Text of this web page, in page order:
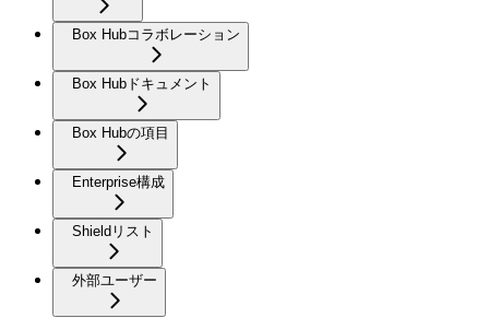
Box Hubコラボレーション
Box Hubドキュメント
Box Hubの項目
Enterprise構成
Shieldリスト
外部ユーザー